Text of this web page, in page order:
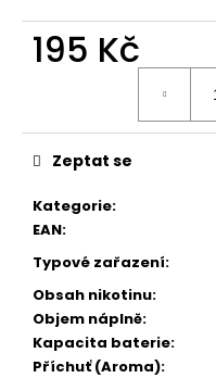
195 Kč
Kategorie:
EAN:
Typové zařazení:
Obsah nikotinu:
Objem náplně:
Kapacita baterie:
Příchuť (Aroma):
Zeptat se
79
Kč
Původně: